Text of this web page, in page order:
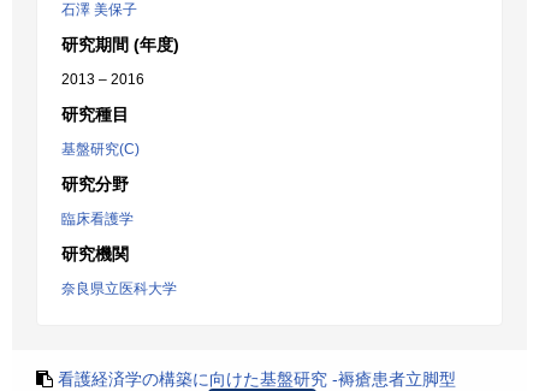
石澤 美保子
研究期間 (年度)
2013 – 2016
研究種目
基盤研究(C)
研究分野
臨床看護学
研究機関
奈良県立医科大学
看護経済学の構築に向けた基盤研究 ‐褥瘡患者立脚型